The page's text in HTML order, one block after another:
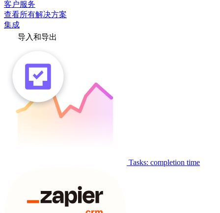
客户服务
查看所有解决方案
集成
导入和导出
Tasks: completion time